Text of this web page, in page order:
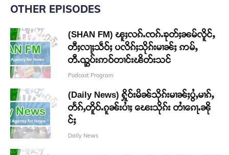
OTHER EPISODES
(SHAN FM) ၽူႈလၵ်ႉၸၵ်ႉၶုတ်ႈၼမ်လိူင်ႇ
တီႈလႃႈသဵဝ်ႈ ပလိၵ်ႈသိုၵ်းမၢၼ်ႈ ဢမ်ႇ
တီႉၺွပ်းဢဝ်တၢင်းၽိတ်းသင်
Podcast Program
(Daily News) ႁိူဝ်းမိၼ်သိုၵ်းမၢၼ်ႈပွႆႇမၢၵ်ႇ
တႅၵ်ႇတိူဝ်ႉၵူၼ်းပၢႆႈ ၽေးသိုၵ်း တၢႆၵေႃႉၼို
င်ႈ
Daily News